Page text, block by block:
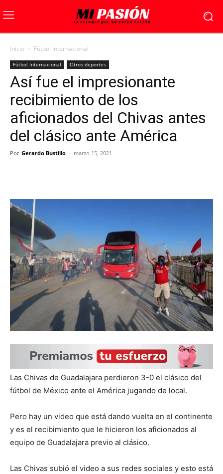
Inicio Fútbol Internacional
Fútbol Internacional Otros deportes
Así fue el impresionante
recibimiento de los
aficionados del Chivas antes
del clásico ante América
Por Gerardo Bustillo - marzo 15, 2021
Las Chivas de Guadalajara perdieron 3-0 el clásico del
fútbol de México ante el América jugando de local.
Pero hay un video que está dando vuelta en el continente
y es el recibimiento que le hicieron los aficionados al
equipo de Guadalajara previo al clásico.
Las Chivas subió el video a sus redes sociales y esto está